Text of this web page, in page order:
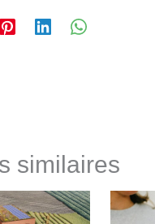
similaires